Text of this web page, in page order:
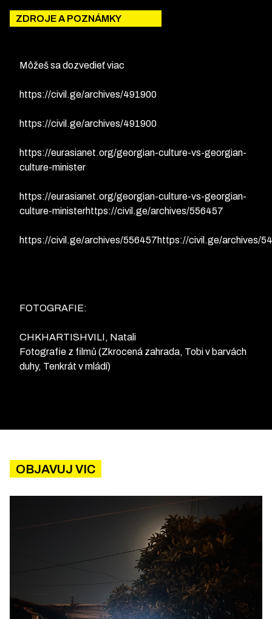
ZDROJE A POZNÁMKY
Môžeš sa dozvedieť viac
https://civil.ge/archives/491900
https://civil.ge/archives/491900
https://eurasianet.org/georgian-culture-vs-georgian-
culture-minister
https://eurasianet.org/georgian-culture-vs-georgian-
culture-ministerhttps://civil.ge/archives/556457
https://civil.ge/archives/556457https://civil.ge/archives/
FOTOGRAFIE:
CHKHARTISHVILI, Natali
Fotografie z filmů (Zkrocená zahrada, Tobi v barvách
duhy, Tenkrát v mládí)
OBJAVUJ VIC